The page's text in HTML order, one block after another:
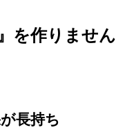
を作りません
長持ち